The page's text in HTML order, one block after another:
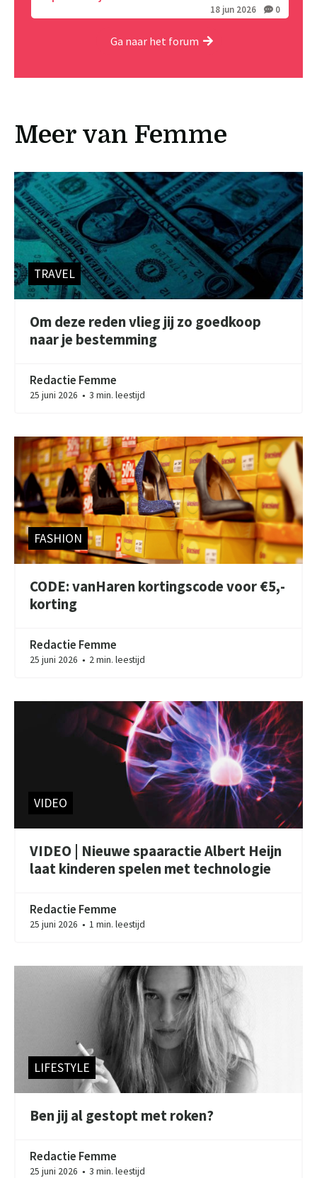
18 jun 2026 0
Ga naar het forum
Meer van Femme
TRAVEL
Om deze reden vlieg jij zo goedkoop
naar je bestemming
Redactie Femme
25 juni 2026 ● 3 min. leestijd
FASHION
CODE: vanHaren kortingscode voor €5,-
korting
Redactie Femme
25 juni 2026 ● 2 min. leestijd
VIDEO
VIDEO | Nieuwe spaaractie Albert Heijn
laat kinderen spelen met technologie
Redactie Femme
25 juni 2026 ● 1 min. leestijd
LIFESTYLE
Ben jij al gestopt met roken?
Redactie Femme
25 juni 2026 ● 3 min. leestijd